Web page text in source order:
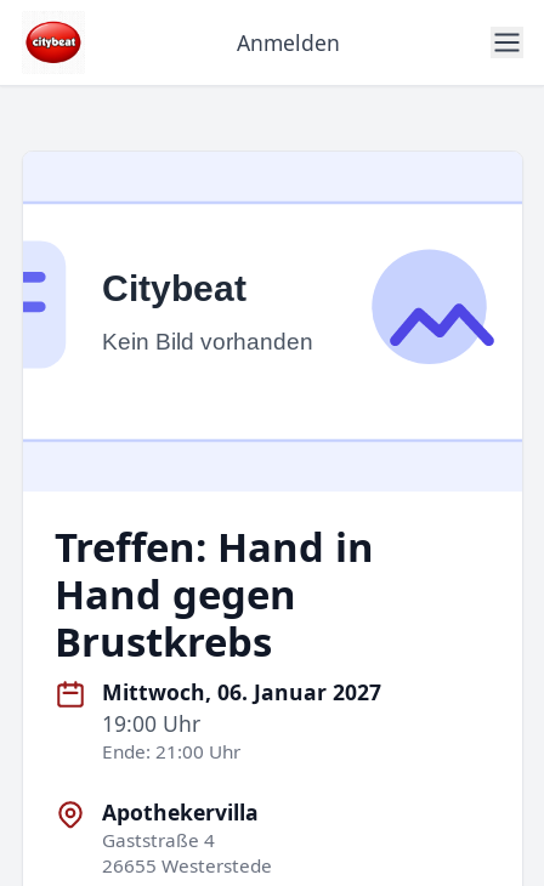
Anmelden
Treffen: Hand in
Hand gegen
Brustkrebs
Mittwoch, 06. Januar 2027
19:00 Uhr
Ende: 21:00 Uhr
Apothekervilla
Gaststraße 4
26655 Westerstede